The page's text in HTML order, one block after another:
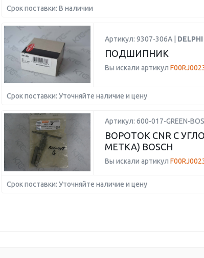
Срок поставки: В наличии
Артикул: 9307-306A | DELPHI
ПОДШИПНИК
Вы искали артикул
Срок поставки: Уточняйте наличие и цену
Артикул: 600-017-GREEN-
ВОРОТОК CNR С
МЕТКА) BOSCH
Вы искали артикул
Срок поставки: Уточняйте наличие и цену